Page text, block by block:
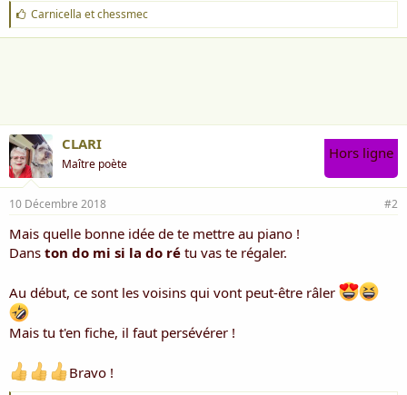
J
'
a
Carnicella etchessmec
CLARI
Maître poète
Hors ligne
10 Décembre 2018 #2
Mais quelle bonne idée de te mettre au piano !
Dans ton do mi si la do ré tu vas te régaler.
Au début, ce sont les voisins qui vont peut-être râler
Mais tu t'en fiche, il faut persévérer !
Bravo !